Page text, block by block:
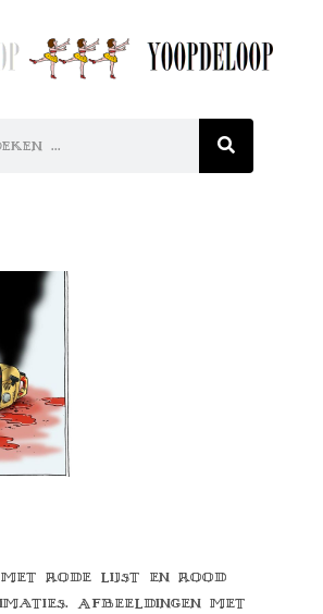
met rode lijst en rood
Afbeeldingen met